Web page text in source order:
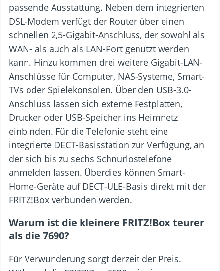
passende Ausstattung. Neben dem integrierten
DSL-Modem verfügt der Router über einen
schnellen 2,5-Gigabit-Anschluss, der sowohl als
WAN- als auch als LAN-Port genutzt werden
kann. Hinzu kommen drei weitere Gigabit-LAN-
Anschlüsse für Computer, NAS-Systeme, Smart-
TVs oder Spielekonsolen. Über den USB-3.0-
Anschluss lassen sich externe Festplatten,
Drucker oder USB-Speicher ins Heimnetz
einbinden. Für die Telefonie steht eine
integrierte DECT-Basisstation zur Verfügung, an
der sich bis zu sechs Schnurlostelefone
anmelden lassen. Überdies können Smart-
Home-Geräte auf DECT-ULE-Basis direkt mit der
FRITZ!Box verbunden werden.
Warum ist die kleinere FRITZ!Box teurer
als die 7690?
Für Verwunderung sorgt derzeit der Preis.